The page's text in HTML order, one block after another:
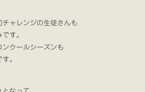
ャレンジの生徒さんも
す。
ンクールシーズンも
。